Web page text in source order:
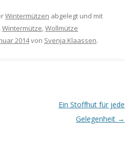
Wintermützen abgelegt und mit
,Wintermütze,Wollmütze
2014von Svenja Klaassen.
Ein Stoffhut für jede
Gelegenheit →